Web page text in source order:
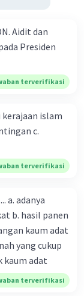
Aidit dan
Presiden
terverifikasi
islam
terverifikasi
a. adanya
b. hasil panen
kaum adat
yang cukup
kaum adat
terverifikasi